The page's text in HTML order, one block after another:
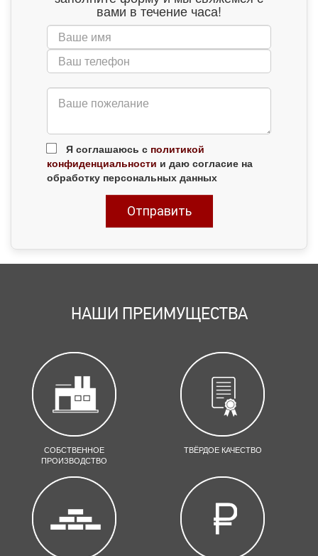
вами в течение часа!
Я соглашаюсь с политикой
конфиденциальности и даю согласие на
обработку персональных данных
НАШИ ПРЕИМУЩЕСТВА
СОБСТВЕННОЕ
ПРОИЗВОДСТВО
ТВЁРДОЕ КАЧЕСТВО